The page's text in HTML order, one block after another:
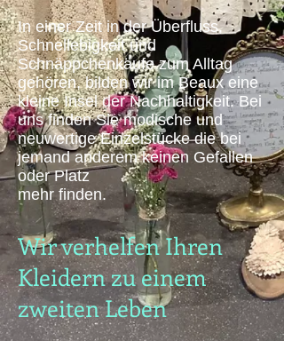
In einer Zeit in der Überfluss,
Schnellebigkeit und
Schnäppchenkäufe zum Alltag
gehören, bilden wir im Beaux eine
kleine Insel der Nachhaltigkeit. Bei
uns finden Sie modische und
neuwertige Einzelstücke die bei
jemand anderem keinen Gefallen
oder Platz
mehr finden.
Wir verhelfen Ihren
Kleidern zu einem
zweiten Leben